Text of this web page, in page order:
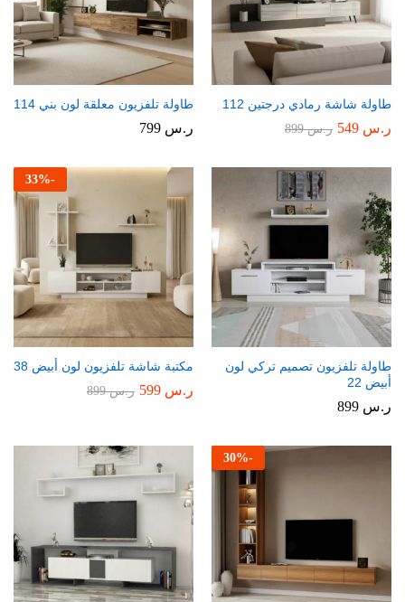
طاولة شاشة رمادي درجتين 112
ر.س ر.س899
طاولة تلفزيون معلقة لون بني 114
ر.س
طاولة تلفزيون تصميم تركي لون
أبيض 22
ر.س
-
33%
مكتبة شاشة تلفزيون لون أبيض 38
ر.س ر.س899
-
30%